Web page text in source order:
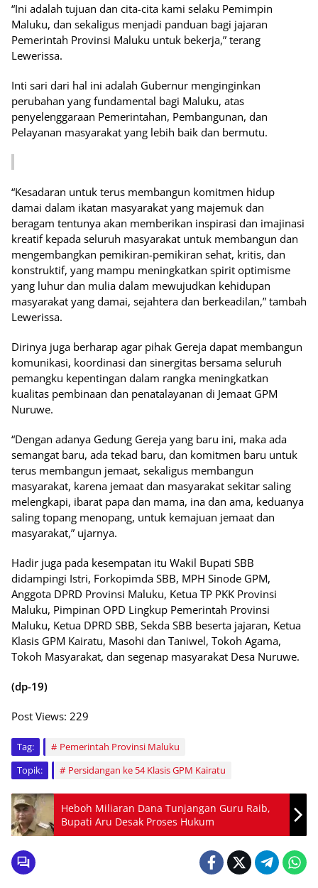
“Ini adalah tujuan dan cita-cita kami selaku Pemimpin
Maluku, dan sekaligus menjadi panduan bagi jajaran
Pemerintah Provinsi Maluku untuk bekerja,” terang
Lewerissa.
Inti sari dari hal ini adalah Gubernur menginginkan
perubahan yang fundamental bagi Maluku, atas
penyelenggaraan Pemerintahan, Pembangunan, dan
Pelayanan masyarakat yang lebih baik dan bermutu.
“Kesadaran untuk terus membangun komitmen hidup
damai dalam ikatan masyarakat yang majemuk dan
beragam tentunya akan memberikan inspirasi dan imajinasi
kreatif kepada seluruh masyarakat untuk membangun dan
mengembangkan pemikiran-pemikiran sehat, kritis, dan
konstruktif, yang mampu meningkatkan spirit optimisme
yang luhur dan mulia dalam mewujudkan kehidupan
masyarakat yang damai, sejahtera dan berkeadilan,” tambah
Lewerissa.
Dirinya juga berharap agar pihak Gereja dapat membangun
komunikasi, koordinasi dan sinergitas bersama seluruh
pemangku kepentingan dalam rangka meningkatkan
kualitas pembinaan dan penatalayanan di Jemaat GPM
Nuruwe.
“Dengan adanya Gedung Gereja yang baru ini, maka ada
semangat baru, ada tekad baru, dan komitmen baru untuk
terus membangun jemaat, sekaligus membangun
masyarakat, karena jemaat dan masyarakat sekitar saling
melengkapi, ibarat papa dan mama, ina dan ama, keduanya
saling topang menopang, untuk kemajuan jemaat dan
masyarakat,” ujarnya.
Hadir juga pada kesempatan itu Wakil Bupati SBB
didampingi Istri, Forkopimda SBB, MPH Sinode GPM,
Anggota DPRD Provinsi Maluku, Ketua TP PKK Provinsi
Maluku, Pimpinan OPD Lingkup Pemerintah Provinsi
Maluku, Ketua DPRD SBB, Sekda SBB beserta jajaran, Ketua
Klasis GPM Kairatu, Masohi dan Taniwel, Tokoh Agama,
Tokoh Masyarakat, dan segenap masyarakat Desa Nuruwe.
(dp-19)
Post Views: 229
Tag:
Pemerintah Provinsi Maluku
Topik:
Persidangan ke 54 Klasis GPM Kairatu
Heboh Miliaran Dana Tunjangan Guru Raib,
Bupati Aru Desak Proses Hukum